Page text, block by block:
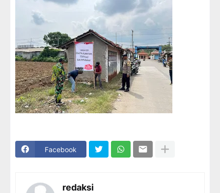
Facebook
redaksi